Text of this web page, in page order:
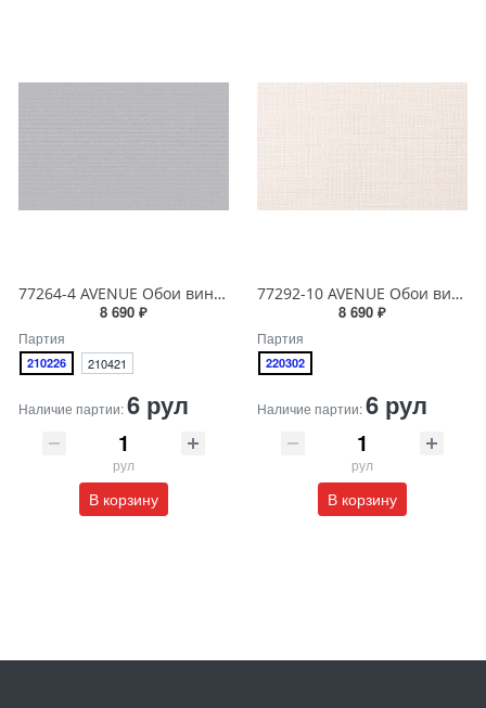
77264-4 AVENUE Обои виниловые на бумажной основе 1.06*15.5
8 690 ₽
Партия
210226 210421
Наличие партии:6 рул
рул
В корзину
77292-10 AVENUE Обои виниловые на бумажной основе 1.06*15.5
8 690 ₽
Партия
220302
Наличие партии:6 рул
рул
В корзину